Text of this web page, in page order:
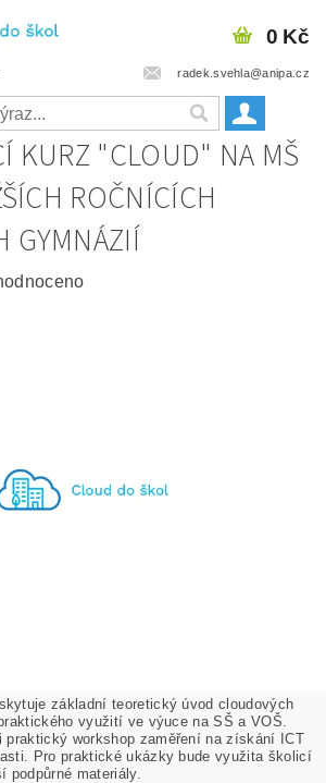
radek.svehla@anipa.cz
0 Kč
KURZ "CLOUD" NA MŠ
ROČNÍCÍCH
GYMNÁZIÍ
základní teoretický úvod cloudových
využití ve výuce na SŠ a VOŠ.
praktický workshop zaměření na získání ICT
Pro praktické ukázky bude využita školicí
podpůrné materiály.